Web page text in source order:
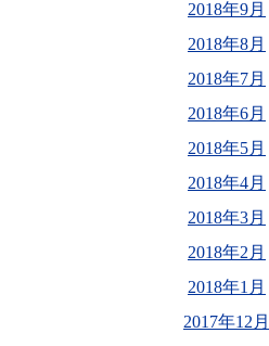
2018年9月
2018年8月
2018年7月
2018年6月
2018年5月
2018年4月
2018年3月
2018年2月
2018年1月
2017年12月